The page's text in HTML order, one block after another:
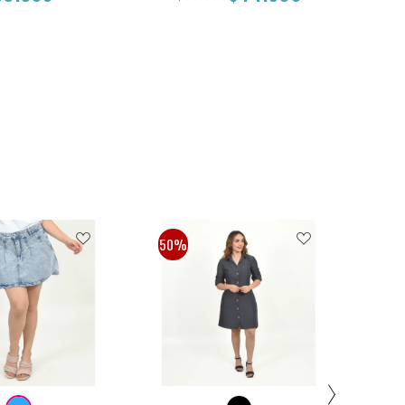
50%